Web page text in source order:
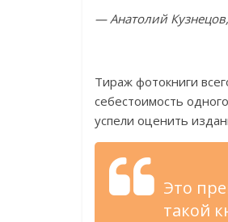
— Анатолий
Тираж фотокниги
себестоимость
успели оценить
Это
такой